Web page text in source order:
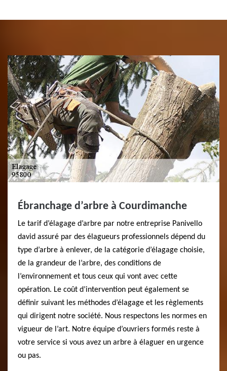
Ébranchage d’arbre à Courdimanche
Le tarif d’élagage d’arbre par notre entreprise Panivello
david assuré par des élagueurs professionnels dépend du
type d’arbre à enlever, de la catégorie d’élagage choisie,
de la grandeur de l’arbre, des conditions de
l’environnement et tous ceux qui vont avec cette
opération. Le coût d’intervention peut également se
définir suivant les méthodes d’élagage et les règlements
qui dirigent notre société. Nous respectons les normes en
vigueur de l’art. Notre équipe d’ouvriers formés reste à
votre service si vous avez un arbre à élaguer en urgence
ou pas.